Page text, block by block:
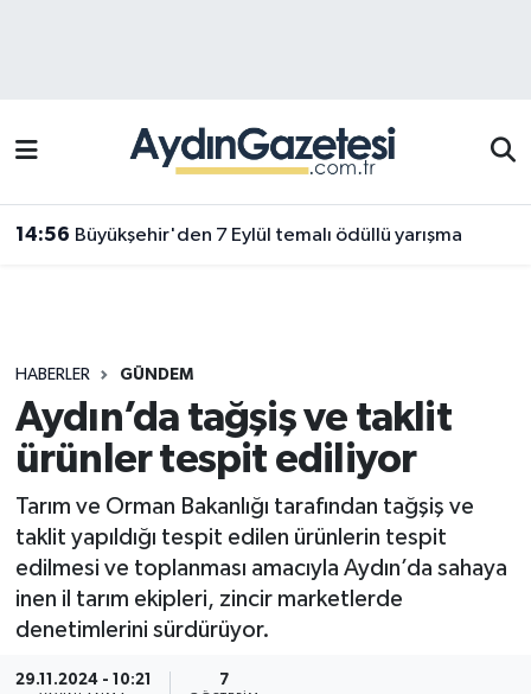
14:56 Büyükşehir'den 7 Eylül temalı ödüllü yarışma
HABERLER GÜNDEM
Aydın’da tağşiş ve taklit
ürünler tespit ediliyor
Tarım ve Orman Bakanlığı tarafından tağşiş ve
taklit yapıldığı tespit edilen ürünlerin tespit
edilmesi ve toplanması amacıyla Aydın’da sahaya
inen il tarım ekipleri, zincir marketlerde
denetimlerini sürdürüyor.
29.11.2024 - 10:21 7
Efeler Trafik Yoğunluk Haritası
Süper Lig Puan Durumu ve Fikstür